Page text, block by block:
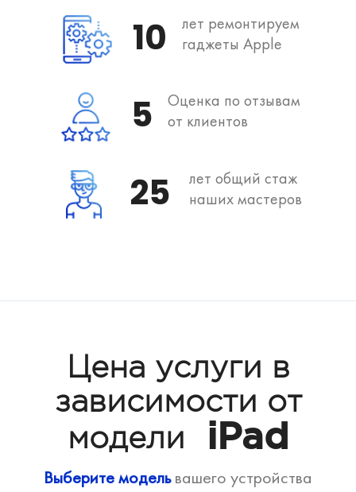
10
лет ремонтируем
гаджеты Apple
5
Оценка по отзывам
от клиентов
25
лет общий стаж
наших мастеров
Цена услуги в
зависимости от
модели
iPad
Выберите модельвашего устройства